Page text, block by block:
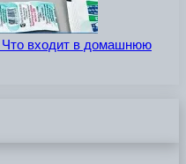
входит в домашнюю